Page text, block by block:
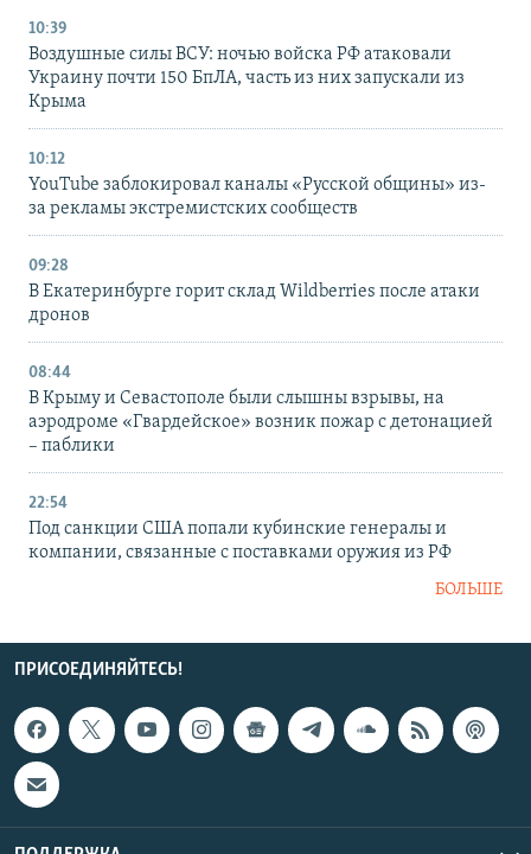
10:39
Воздушные силы ВСУ: ночью войска РФ атаковали
Украину почти 150 БпЛА, часть из них запускали из
Крыма
10:12
YouTube заблокировал каналы «Русской общины» из-
за рекламы экстремистских сообществ
09:28
В Екатеринбурге горит склад Wildberries после атаки
дронов
08:44
В Крыму и Севастополе были слышны взрывы, на
аэродроме «Гвардейское» возник пожар с детонацией
– паблики
22:54
Под санкции США попали кубинские генералы и
компании, связанные с поставками оружия из РФ
БОЛЬШЕ
ПРИСОЕДИНЯЙТЕСЬ!